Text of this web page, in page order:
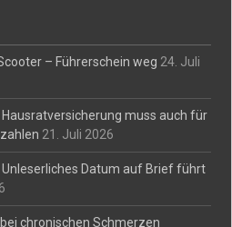
– Führerschein weg 24. Juli
muss auch für
21. Juli 2026
Unleserliches Datum auf Brief führt
chronischen Schmerzen